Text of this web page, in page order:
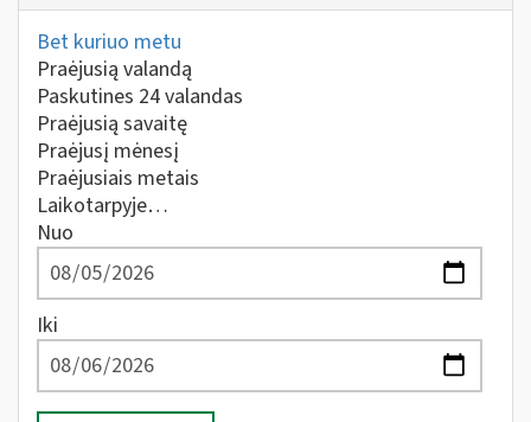
Bet kuriuo metu
Praėjusią valandą
Paskutines 24 valandas
Praėjusią savaitę
Praėjusį mėnesį
Praėjusiais metais
Laikotarpyje…
Nuo
Iki